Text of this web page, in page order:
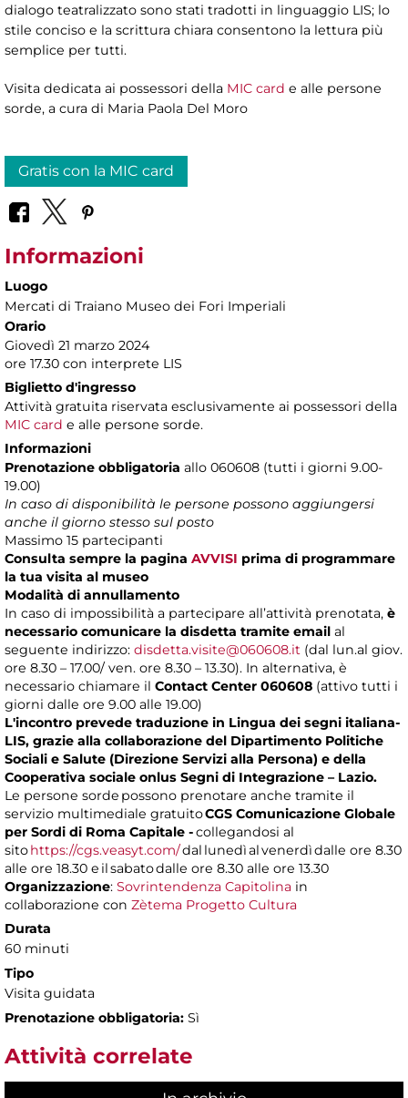
dialogo teatralizzato sono stati tradotti in linguaggio LIS; lo
stile conciso e la scrittura chiara consentono la lettura più
semplice per tutti.
Visita dedicata ai possessori della MIC card e alle persone
sorde, a cura di Maria Paola Del Moro
Gratis con la MIC card
Informazioni
Luogo
Mercati di Traiano Museo dei Fori Imperiali
Orario
Giovedì 21 marzo 2024
ore 17.30 con interprete LIS
Biglietto d'ingresso
Attività gratuita riservata esclusivamente ai possessori della
MIC card e alle persone sorde.
Informazioni
Prenotazione obbligatoria allo 060608 (tutti i giorni 9.00-
19.00)
In caso di disponibilità le persone possono aggiungersi
anche il giorno stesso sul posto
Massimo 15 partecipanti
Consulta sempre la pagina AVVISI prima di programmare
la tua visita al museo
Modalità di annullamento
In caso di impossibilità a partecipare all’attività prenotata, è
necessario comunicare la disdetta tramite email al
seguente indirizzo: disdetta.visite@060608.it (dal lun.al giov.
ore 8.30 – 17.00/ ven. ore 8.30 – 13.30). In alternativa, è
necessario chiamare il Contact Center 060608 (attivo tutti i
giorni dalle ore 9.00 alle 19.00)
L'incontro prevede traduzione in Lingua dei segni italiana-
LIS, grazie alla collaborazione del Dipartimento Politiche
Sociali e Salute (Direzione Servizi alla Persona) e della
Cooperativa sociale onlus Segni di Integrazione – Lazio.
Le persone sorde possono prenotare anche tramite il
servizio multimediale gratuitoCGS Comunicazione Globale
per Sordi di Roma Capitale -collegandosi al
sitohttps://cgs.veasyt.com/dal lunedì al venerdì dalle ore 8.30
alle ore 18.30 e il sabato dalle ore 8.30 alle ore 13.30
Organizzazione: Sovrintendenza Capitolina in
collaborazione con Zètema Progetto Cultura
Durata
60 minuti
Tipo
Visita guidata
Prenotazione obbligatoria: Sì
Attività correlate